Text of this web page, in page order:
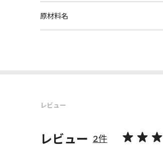
原材料名
レビュー
レビュー 2件